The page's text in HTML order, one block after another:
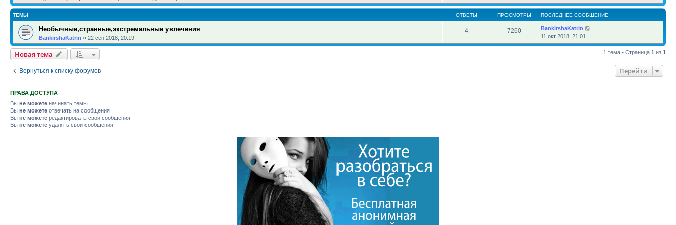
ТЕМЫ ОТВЕТЫ ПРОСМОТРЫ ПОСЛЕДНЕЕ СООБЩЕНИЕ
Необычные,странные,экстремальные увлечения
BankirshaKatrin » 22 сен 2018, 20:19
4 7260
BankirshaKatrin
11 окт 2018, 21:01
Новая тема 1 тема • Страница 1 из 1
Вернуться к списку форумов Перейти
ПРАВА ДОСТУПА
Вы не можете начинать темы
Вы не можете отвечать на сообщения
Вы не можете редактировать свои сообщения
Вы не можете удалять свои сообщения